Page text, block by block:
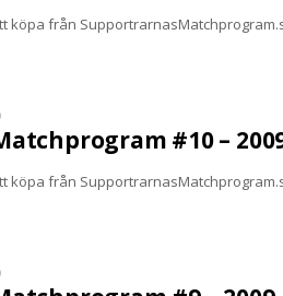
köpa från
#10 –
köpa från